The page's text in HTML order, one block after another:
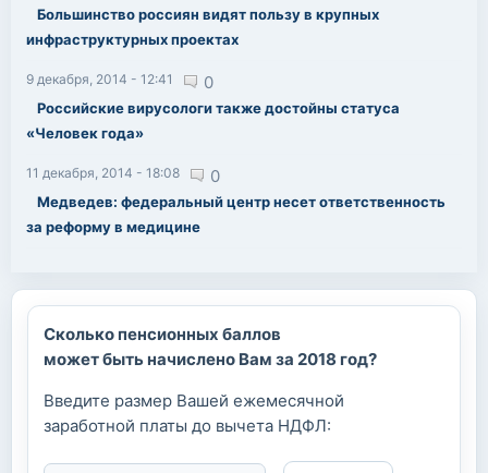
Большинство россиян видят пользу в крупных
инфраструктурных проектах
9 декабря, 2014 - 12:41 0
Российские вирусологи также достойны статуса
«Человек года»
11 декабря, 2014 - 18:08 0
Медведев: федеральный центр несет ответственность
за реформу в медицине
Сколько пенсионных баллов
может быть начислено Вам за 2018 год?
Введите размер Вашей ежемесячной
заработной платы до вычета НДФЛ: